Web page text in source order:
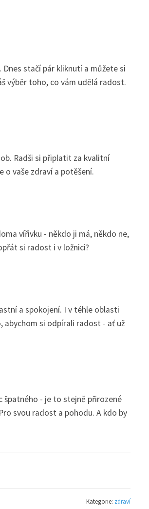
stačí pár kliknutí a můžete si
výběr toho, co vám udělá radost.
Radši si připlatit za kvalitní
o vaše zdraví a potěšení.
vířivku - někdo ji má, někdo ne,
si radost i v ložnici?
a spokojení. I v téhle oblasti
abychom si odpírali radost - ať už
špatného - je to stejně přirozené
svou radost a pohodu. A kdo by
Kategorie: zdraví